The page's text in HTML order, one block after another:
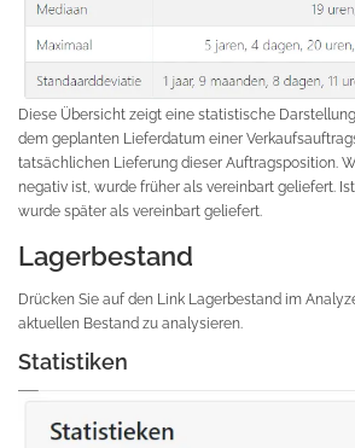
Diese Übersicht zeigt eine statistische
dem geplanten Lieferdatum einer
tatsächlichen Lieferung dieser Auftragsposition.
negativ ist, wurde früher als vereinbart geliefert.
wurde später als vereinbart geliefert.
Lagerbestand
Drücken Sie auf den Link Lagerbestand im
aktuellen Bestand zu analysieren.
Statistiken